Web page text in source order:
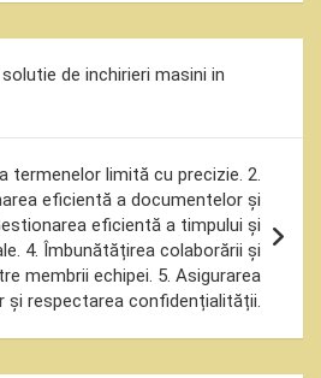
de inchirieri masini in
termenelor limită cu precizie. 2.
eficientă a documentelor și
eficientă a timpului și
4. Îmbunătățirea colaborării și
membrii echipei. 5. Asigurarea
și respectarea confidențialității.